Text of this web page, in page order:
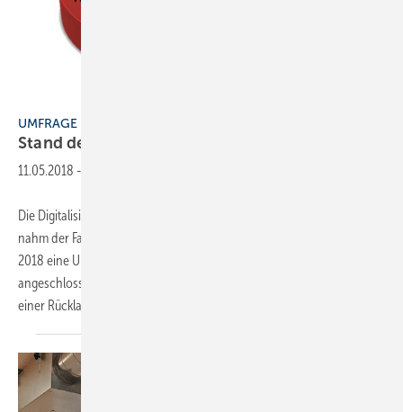
UMFRAGE
Stand der
11.05.2018 -
Die Digitalisierung in der SHK-Branche ist ein großes Thema. Dies
nahm der Fachverband SHK Bayern zum Anlass, im ersten Quartal
2018 eine Umfrage zum Thema „Digitalisierung“ unter den ihm
angeschlossenen SHK-/OL-Innungsfachbetrieben durchzuführen. Mit
einer Rücklaufquote von ca. 8 % kann